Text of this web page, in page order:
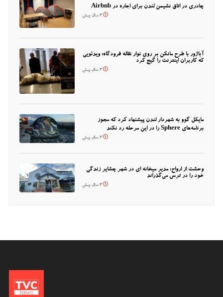
چادری در اتاق نشیمن لندن برای اجاره در Airbnb
3 سال پیش
آباژور با طرح مانکن بر روی نوار نقاله فرودگاه؛ ویدئویی
که کاربران اینترنت را گیج کرد
3 سال پیش
مایکل گوو به شهردار لندن پیشنهاد کرد که مجوز
برنامه‌های Sphere را در این مرحله رد نکند
3 سال پیش
وحشت از ارواح: مدیر میخانه ای در شهر چشایر زندگی
خود را در ترس می‌گذراند
3 سال پیش